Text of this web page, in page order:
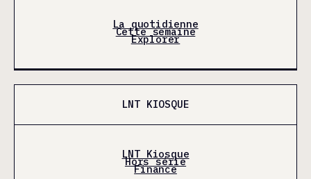
La quotidienne
Cette semaine
Explorer
LNT KIOSQUE
LNT Kiosque
Hors série
Finance